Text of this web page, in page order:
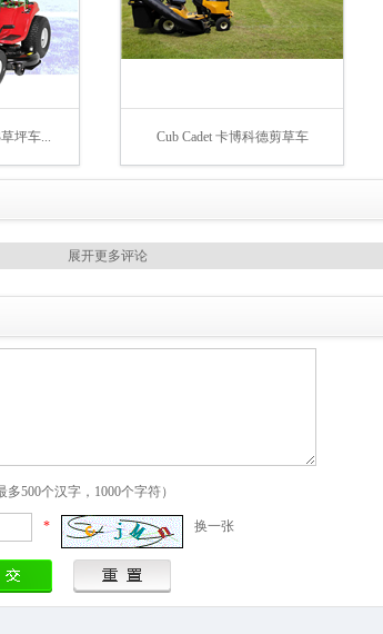
坪车... Cub Cadet 卡博科德剪草车
展开更多评论
多500个汉字，1000个字符）
* 换一张